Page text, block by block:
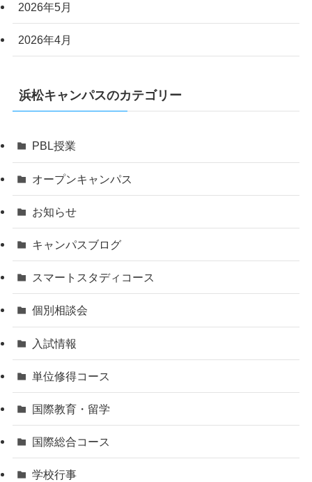
2026年5月
2026年4月
浜松キャンパスのカテゴリー
PBL授業
オープンキャンパス
お知らせ
キャンパスブログ
スマートスタディコース
個別相談会
入試情報
単位修得コース
国際教育・留学
国際総合コース
学校行事